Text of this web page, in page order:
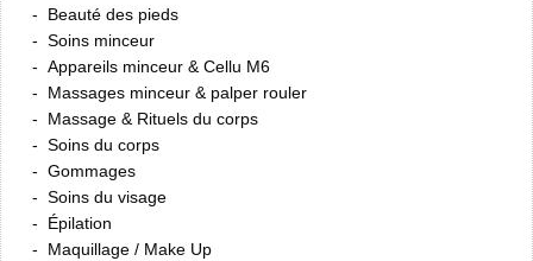
Beauté des pieds
Soins minceur
Appareils minceur & Cellu M6
Massages minceur & palper rouler
Massage & Rituels du corps
Soins du corps
Gommages
Soins du visage
Épilation
Maquillage / Make Up